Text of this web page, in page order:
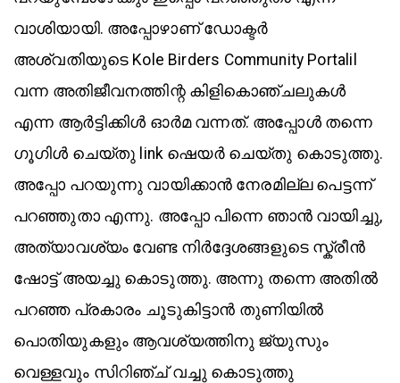
വാശിയായി. അപ്പോഴാണ് ഡോക്ടർ
അശ്വതിയുടെ Kole Birders Community Portalil
വന്ന അതിജീവനത്തിന്റ കിളികൊഞ്ചലുകൾ
എന്ന ആർട്ടിക്കിൾ ഓർമ വന്നത്. അപ്പോൾ തന്നെ
ഗൂഗിൾ ചെയ്തു link ഷെയർ ചെയ്തു കൊടുത്തു.
അപ്പോ പറയുന്നു വായിക്കാൻ നേരമില്ല പെട്ടന്ന്
പറഞ്ഞുതാ എന്നു. അപ്പോ പിന്നെ ഞാൻ വായിച്ചു,
അത്യാവശ്യം വേണ്ട നിർദ്ദേശങ്ങളുടെ സ്ക്രീൻ
ഷോട്ട് അയച്ചു കൊടുത്തു. അന്നു തന്നെ അതിൽ
പറഞ്ഞ പ്രകാരം ചൂടുകിട്ടാൻ തുണിയിൽ
പൊതിയുകളും ആവശ്യത്തിനു ജ്യുസും
വെള്ളവും സിറിഞ്ച് വച്ചു കൊടുത്തു